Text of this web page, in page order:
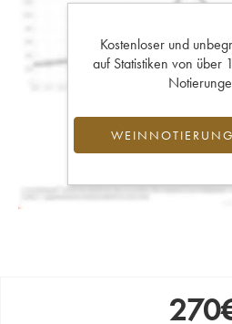
Kostenloser und
auf Statistiken von
270